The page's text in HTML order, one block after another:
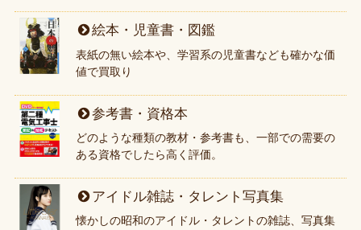
絵本・児童書・図鑑
表紙の無い絵本や、学習系の児童書なども確かな価
値で買取り
参考書・資格本
どのような種類の教材・参考書も、一部での需要の
ある資格でしたら高く評価。
アイドル雑誌・タレント写真集
懐かしの昭和のアイドル・タレントの雑誌、写真集